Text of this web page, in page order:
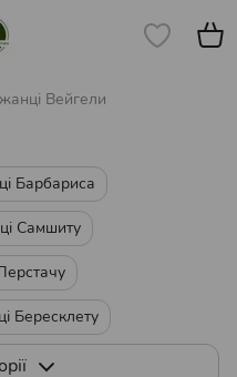
Вейгели
Барбариса
Самшиту
Бересклету